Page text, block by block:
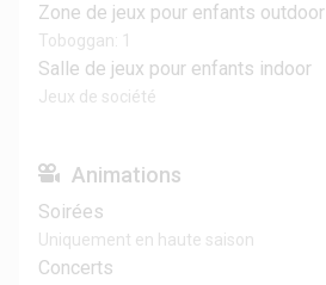
Zone de jeux pour enfants outdoor
Toboggan: 1
Salle de jeux pour enfants indoor
Jeux de société
Animations
Soirées
Uniquement en haute saison
Concerts